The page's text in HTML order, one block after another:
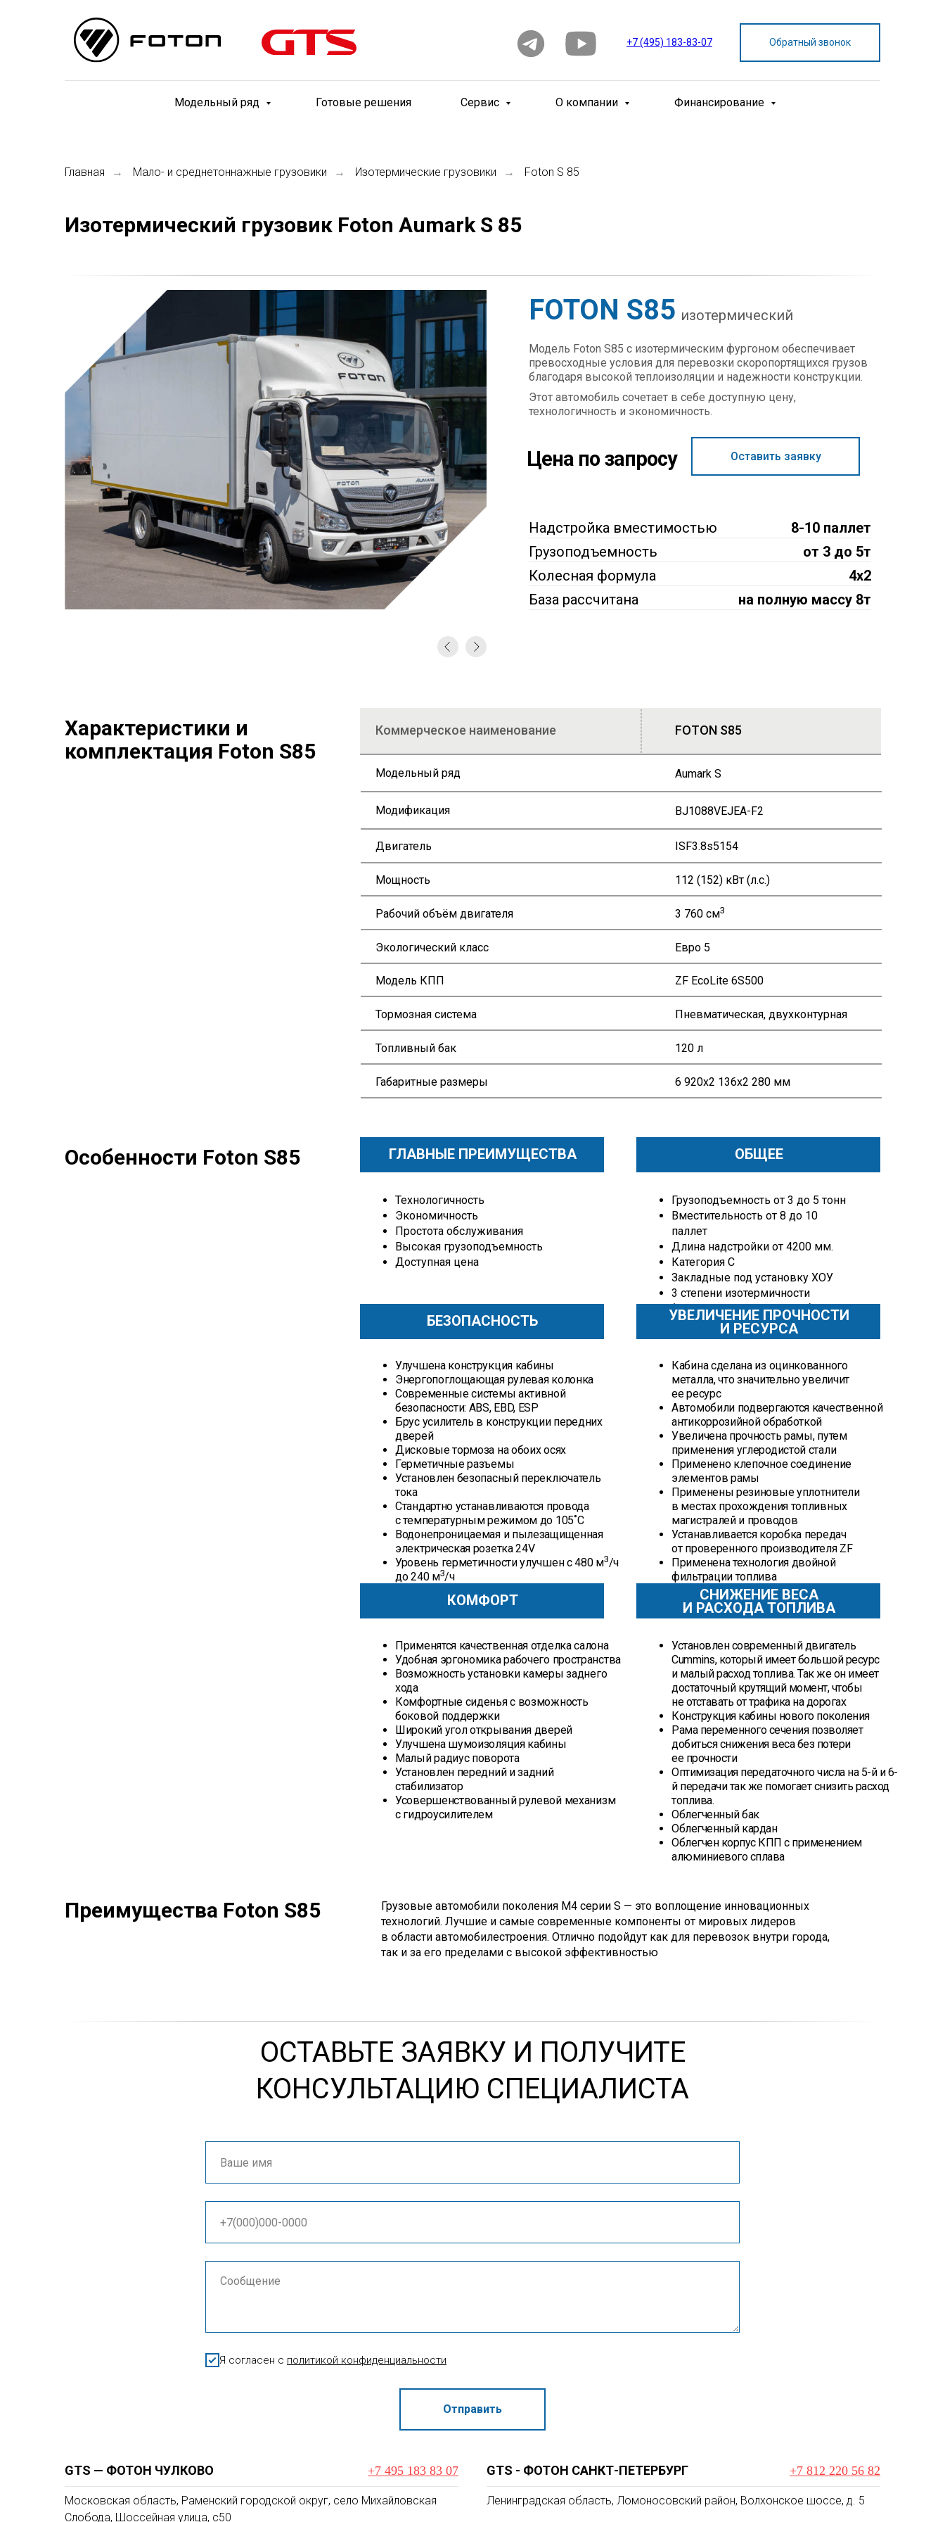
Обратный звонок
+7 (495) 183-83-07
Модельный ряд Готовые решения Сервис О компании Финансирование
Главная → Мало- и среднетоннажные грузовики → Изотермические грузовики → Foton S 85
Изотермический грузовик Foton Aumark S 85
FOTON S85
Оставить заявку
Модель Foton S85 с изотермическим фургоном обеспечивает
превосходные условия для перевозки скоропортящихся грузов
благодаря высокой теплоизоляции и надежности конструкции.
Надстройка вместимостью
8-10 паллет
Грузоподъемность
от 3 до 5т
Колесная формула
4x2
База рассчитана
на полную массу 8т
изотермический
Этот автомобиль сочетает в себе доступную цену,
технологичность и экономичность.
Цена по запросу
Коммерческое наименование FOTON S85
Модельный ряд Aumark S
Модификация BJ1088VEJEA-F2
Двигатель ISF3.8s5154
Мощность 112 (152) кВт (л.с.)
Рабочий объём двигателя 3 760 см3
Экологический класс Евро 5
Модель КПП ZF EcoLite 6S500
Тормозная система Пневматическая, двухконтурная
Топливный бак 120 л
Габаритные размеры 6 920х2 136х2 280 мм
Характеристики и
комплектация Foton S85
ГЛАВНЫЕ ПРЕИМУЩЕСТВА ОБЩЕЕ
Технологичность
Экономичность
Простота обслуживания
Высокая грузоподъемность
Доступная цена
Грузоподъемность от 3 до 5 тонн
Вместительность от 8 до 10
паллет
Длина надстройки от 4200 мм.
Категория С
Закладные под установку ХОУ
3 степени изотермичности
(низкая, средняя, высокая)
БЕЗОПАСНОСТЬ УВЕЛИЧЕНИЕ ПРОЧНОСТИ
И РЕСУРСА
Улучшена конструкция кабины
Энергопоглощающая рулевая колонка
Современные системы активной
безопасности: ABS, EBD, ESP
Брус усилитель в конструкции передних
дверей
Дисковые тормоза на обоих осях
Герметичные разъемы
Установлен безопасный переключатель
тока
Стандартно устанавливаются провода
с температурным режимом до 105˚С
Водонепроницаемая и пылезащищенная
электрическая розетка 24V
Уровень герметичности улучшен с 480 м3/ч
до 240 м3/ч
КОМФОРТ СНИЖЕНИЕ ВЕСА
И РАСХОДА ТОПЛИВА
Применятся качественная отделка салона
Удобная эргономика рабочего пространства
Возможность установки камеры заднего
хода
Комфортные сиденья с возможность
боковой поддержки
Широкий угол открывания дверей
Улучшена шумоизоляция кабины
Малый радиус поворота
Установлен передний и задний
стабилизатор
Усовершенствованный рулевой механизм
с гидроусилителем
Установлен современный двигатель
Cummins, который имеет большой ресурс
и малый расход топлива. Так же он имеет
достаточный крутящий момент, чтобы
не отставать от трафика на дорогах
Конструкция кабины нового поколения
Рама переменного сечения позволяет
добиться снижения веса без потери
ее прочности
Оптимизация передаточного числа на 5-й и 6-
й передачи так же помогает снизить расход
топлива.
Облегченный бак
Облегченный кардан
Облегчен корпус КПП с применением
алюминиевого сплава
Кабина сделана из оцинкованного
металла, что значительно увеличит
ее ресурс
Автомобили подвергаются качественной
антикоррозийной обработкой
Увеличена прочность рамы, путем
применения углеродистой стали
Применено клепочное соединение
элементов рамы
Применены резиновые уплотнители
в местах прохождения топливных
магистралей и проводов
Устанавливается коробка передач
от проверенного производителя ZF
Применена технология двойной
фильтрации топлива
Особенности Foton S85
Грузовые автомобили поколения М4 серии S — это воплощение инновационных
технологий. Лучшие и самые современные компоненты от мировых лидеров
в области автомобилестроения. Отлично подойдут как для перевозок внутри города,
так и за его пределами с высокой эффективностью
Преимущества Foton S85
ОСТАВЬТЕ ЗАЯВКУ И ПОЛУЧИТЕ
КОНСУЛЬТАЦИЮ СПЕЦИАЛИСТА
Я согласен с политикой конфиденциальности
Отправить
GTS — ФОТОН ЧУЛКОВО +7 495 183 83 07
Московская область, Раменский городской округ, село Михайловская
Слобода, Шоссейная улица, с50
GTS - ФОТОН САНКТ-ПЕТЕРБУРГ +7 812 220 56 82
Ленинградская область, Ломоносовский район, Волхонское шоссе, д. 5